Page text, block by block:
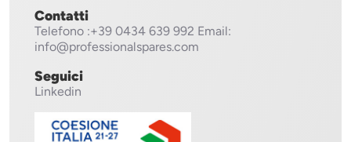
Contatti
Telefono :+39 0434 639 992 Email:
info@professionalspares.com
Seguici
Linkedin